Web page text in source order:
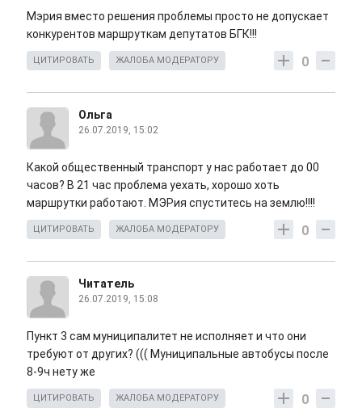
Мэрия вместо решения проблемы просто не допускает
конкурентов маршруткам депутатов БГК!!!
0
ЦИТИРОВАТЬ ЖАЛОБА МОДЕРАТОРУ
Ольга
26.07.2019, 15:02
Какой общественный транспорт у нас работает до 00
часов? В 21 час проблема уехать, хорошо хоть
маршрутки работают. МЭРия спуститесь на землю!!!!
0
ЦИТИРОВАТЬ ЖАЛОБА МОДЕРАТОРУ
Читатель
26.07.2019, 15:08
Пункт 3 сам муниципалитет не исполняет и что они
требуют от других? ((( Муниципальные автобусы после
8-9ч нету же
0
ЦИТИРОВАТЬ ЖАЛОБА МОДЕРАТОРУ